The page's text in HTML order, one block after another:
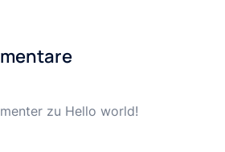
zu Hello world!